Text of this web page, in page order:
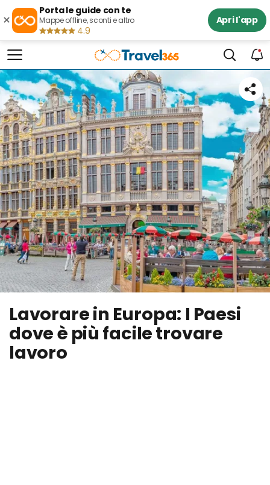
×
Porta le guide con te
Mappe offline, sconti e altro
4.9
Apri l'app
Lavorare in Europa: I Paesi
dove è più facile trovare
lavoro